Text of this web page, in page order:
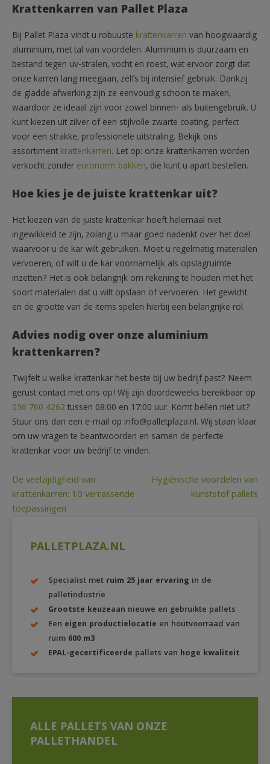
Krattenkarren van Pallet Plaza
Bij Pallet Plaza vindt u robuuste krattenkarren van hoogwaardig
aluminium, met tal van voordelen. Aluminium is duurzaam en
bestand tegen uv-stralen, vocht en roest, wat ervoor zorgt dat
onze karren lang meegaan, zelfs bij intensief gebruik. Dankzij
de gladde afwerking zijn ze eenvoudig schoon te maken,
waardoor ze ideaal zijn voor zowel binnen- als buitengebruik. U
kunt kiezen uit zilver of een stijlvolle zwarte coating, perfect
voor een strakke, professionele uitstraling. Bekijk ons
assortiment krattenkarren. Let op: onze krattenkarren worden
verkocht zonder euronorm bakken, die kunt u apart bestellen.
Hoe kies je de juiste krattenkar uit?
Het kiezen van de juiste krattenkar hoeft helemaal niet
ingewikkeld te zijn, zolang u maar goed nadenkt over het doel
waarvoor u de kar wilt gebruiken. Moet u regelmatig materialen
vervoeren, of wilt u de kar voornamelijk als opslagruimte
inzetten? Het is ook belangrijk om rekening te houden met het
soort materialen dat u wilt opslaan of vervoeren. Het gewicht
en de grootte van de items spelen hierbij een belangrijke rol.
Advies nodig over onze aluminium
krattenkarren?
Twijfelt u welke krattenkar het beste bij uw bedrijf past? Neem
gerust contact met ons op! Wij zijn doordeweeks bereikbaar op
036 760 4262 tussen 08:00 en 17:00 uur. Komt bellen niet uit?
Stuur ons dan een e-mail op info@palletplaza.nl. Wij staan klaar
om uw vragen te beantwoorden en samen de perfecte
krattenkar voor uw bedrijf te vinden.
Bericht
navigatie
De veelzijdigheid van
krattenkarren: 10 verrassende
toepassingen
Hygiënische voordelen van
kunststof pallets
PALLETPLAZA.NL
Specialist met ruim 25 jaar ervaring in de
palletindustrie
Grootste keuzeaan nieuwe en gebruikte pallets
Een eigen productielocatie en houtvoorraad van
ruim 600 m3
EPAL-gecertificeerde pallets van hoge kwaliteit
ALLE PALLETS VAN ONZE
PALLETHANDEL